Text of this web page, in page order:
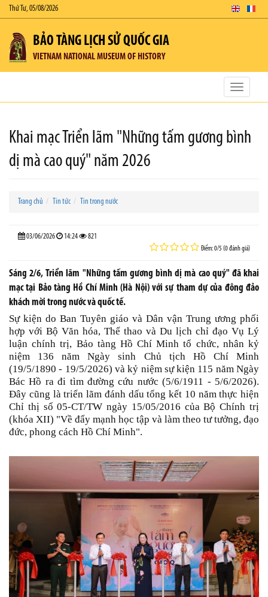
Thứ Tư, 05/08/2026
BẢO TÀNG LỊCH SỬ QUỐC GIA
VIETNAM NATIONAL MUSEUM OF HISTORY
Toggle
Khai mạc Triển lãm "Những tấm gương bình
dị mà cao quý" năm 2026
Trang chủ Tin tức Tin trong nước
03/06/2026 14:24 821
Điểm: 0/5 (0 đánh giá)
Sáng 2/6, Triển lãm "Những tấm gương bình dị mà cao quý" đã khai
mạc tại Bảo tàng Hồ Chí Minh (Hà Nội) với sự tham dự của đông đảo
khách mời trong nước và quốc tế.
Sự kiện do Ban Tuyên giáo và Dân vận Trung ương phối
hợp với Bộ Văn hóa, Thể thao và Du lịch chỉ đạo Vụ Lý
luận chính trị, Bảo tàng Hồ Chí Minh tổ chức, nhân kỷ
niệm 136 năm Ngày sinh Chủ tịch Hồ Chí Minh
(19/5/1890 - 19/5/2026) và kỷ niệm sự kiện 115 năm Ngày
Bác Hồ ra đi tìm đường cứu nước (5/6/1911 - 5/6/2026).
Đây cũng là triển lãm đánh dấu tổng kết 10 năm thực hiện
Chỉ thị số 05-CT/TW ngày 15/05/2016 của Bộ Chính trị
(khóa XII) "Về đẩy mạnh học tập và làm theo tư tưởng, đạo
đức, phong cách Hồ Chí Minh".